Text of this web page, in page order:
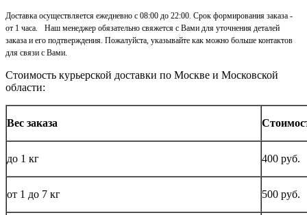
Доставка осуществляется ежедневно с 08:00 до 22:00. Срок формирования заказа -
от 1 часа. Наш менеджер обязательно свяжется с Вами для уточнения деталей
заказа и его подтверждения. Пожалуйста, указывайте как можно больше контактов
для связи с Вами.
Стоимость курьерской доставки по Москве и Московской
области:
Вес заказа
до 1 кг 400 руб.
от 1 до 7 кг 500 руб.